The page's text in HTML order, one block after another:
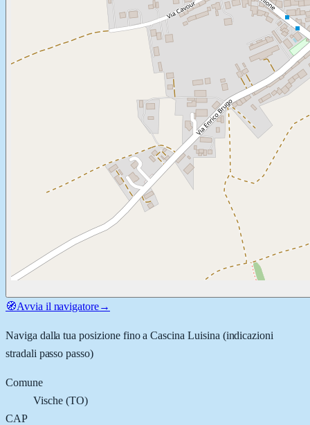
🧭Avvia il navigatore→
Naviga dalla tua posizione fino aCascina Luisina (indicazioni
stradali passo passo)
Comune
Vische(TO)
CAP